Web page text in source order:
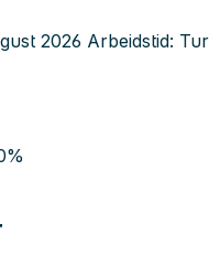
2026 Arbeidstid: